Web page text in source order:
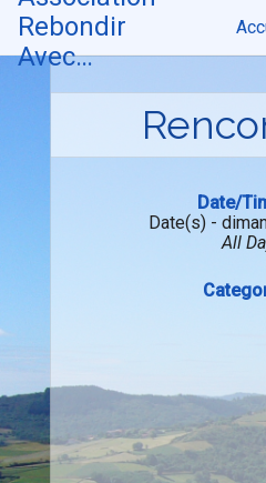
Skip
content
Rebondir
Avec…
Date/
Date(s) -
All